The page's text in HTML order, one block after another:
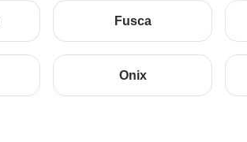
Fusca
Onix